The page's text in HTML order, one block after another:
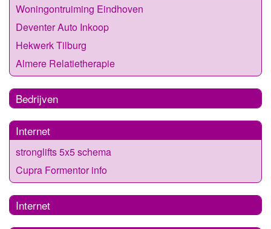
Woningontruiming Eindhoven
Deventer Auto Inkoop
Hekwerk Tilburg
Almere Relatietherapie
Bedrijven
Internet
stronglifts 5x5 schema
Cupra Formentor info
Internet